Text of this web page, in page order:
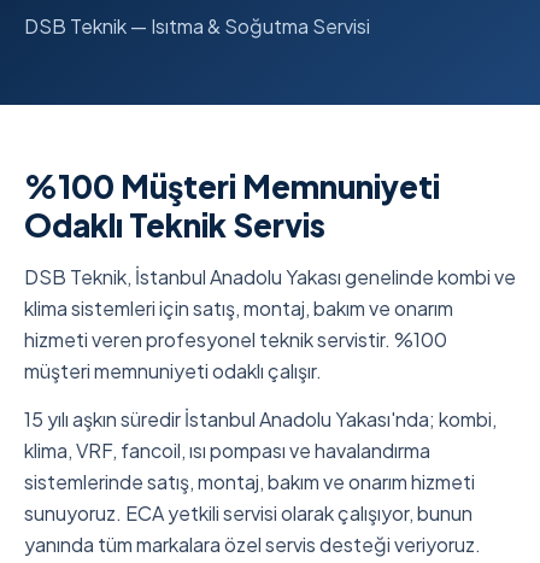
DSB Teknik — Isıtma & Soğutma Servisi
%100 Müşteri Memnuniyeti
Odaklı Teknik Servis
DSB Teknik, İstanbul Anadolu Yakası genelinde kombi ve
klima sistemleri için satış, montaj, bakım ve onarım
hizmeti veren profesyonel teknik servistir. %100
müşteri memnuniyeti odaklı çalışır.
15 yılı aşkın süredir İstanbul Anadolu Yakası'nda; kombi,
klima, VRF, fancoil, ısı pompası ve havalandırma
sistemlerinde satış, montaj, bakım ve onarım hizmeti
sunuyoruz. ECA yetkili servisi olarak çalışıyor, bunun
yanında tüm markalara özel servis desteği veriyoruz.